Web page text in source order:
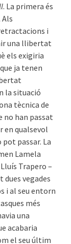
. La primera és
i
una llibertat
els exigiria
ja tenen
la situació
tècnica de
no han passat
en qualsevol
passar. La
Lamela
Trapero –
dues vegades
i al seu entorn
més
una
acabaria
el seu últim